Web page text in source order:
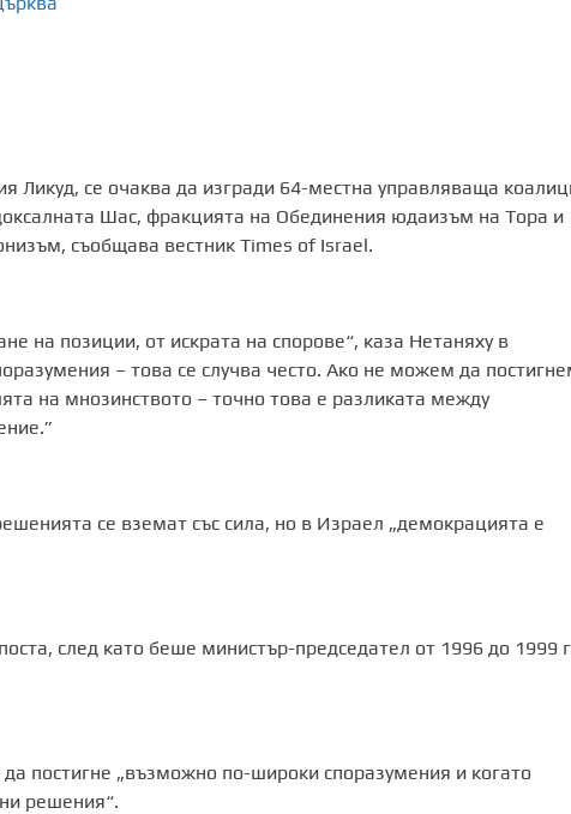
Ликуд, се очаква да изгради 64-местна управляваща
Шас, фракцията на Обединения юдаизъм на Тора и
съобщава вестник Times of Israel.
на позиции, от искрата на спорове“, каза Нетаняху в
– това се случва често. Ако не можем да
на мнозинството – точно това е разликата между
се вземат със сила, но в Израел „демокрацията е
след като беше министър-председател от 1996 до 1999
постигне „възможно по-широки споразумения и когато
решения“.